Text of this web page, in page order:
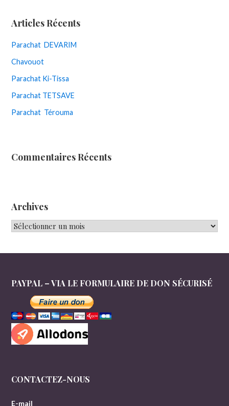
Articles Récents
Parachat DEVARIM
Chavouot
Parachat Ki-Tissa
Parachat TETSAVE
Parachat Térouma
Commentaires Récents
Archives
Archives
PAYPAL – VIA LE FORMULAIRE DE DON SÉCURISÉ
CONTACTEZ-NOUS
E-mail